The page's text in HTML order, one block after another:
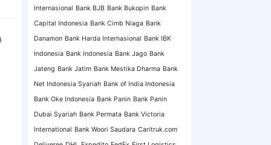
Internasional Bank BJB Bank Bukopin Bank
Capital Indonesia Bank Cimb Niaga Bank
Danamon Bank Harda Internasional Bank IBK
Indonesia Bank Indonesia Bank Jago Bank
Jateng Bank Jatim Bank Mestika Dharma Bank
Net Indonesia Syariah Bank of India Indonesia
Bank Oke Indonesia Bank Panin Bank Panin
Dubai Syariah Bank Permata Bank Victoria
International Bank Woori Saudara Caritruk.com